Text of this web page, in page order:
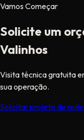
Vamos Começar
Solicite um
Valinhos
Visita técnica gratuita
sua operação.
Solicitar projeto de rede